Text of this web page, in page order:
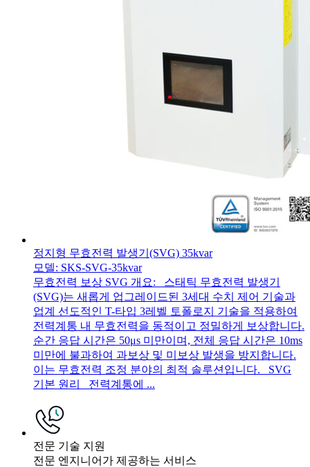
정지형 무효전력 발생기(SVG) 35kvar
모델: SKS-SVG-35kvar
무효전력 보상 SVG 개요: 스태틱 무효전력 발생기
(SVG)는 새롭게 업그레이드된 3세대 수치 제어 기술과
업계 선도적인 T-타입 3레벨 토폴로지 기술을 적용하여
전력계통 내 무효전력을 동적이고 정밀하게 보상합니다.
순간 응답 시간은 50μs 미만이며, 전체 응답 시간은 10ms
미만에 불과하여 과보상 및 미보상 발생을 방지합니다.
이는 무효전력 조정 분야의 최적 솔루션입니다. SVG
기본 원리 전력계통에 ...
전문 기술 지원
전문 엔지니어가 제공하는 서비스